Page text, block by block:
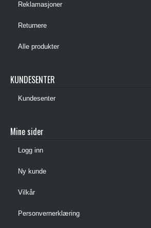
Reklamasjoner
Returnere
Alle produkter
KUNDESENTER
Kundesenter
Mine sider
Logg inn
Ny kunde
Vilkår
Personvernerklæring